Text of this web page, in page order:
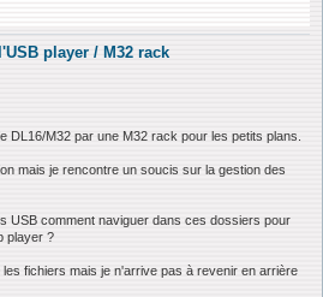
player / M32 rack
DL16/M32 par une M32 rack pour les petits plans.
mais je rencontre un soucis sur la gestion des
USB comment naviguer dans ces dossiers pour
player ?
fichiers mais je n'arrive pas à revenir en arrière